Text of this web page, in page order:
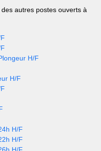
autres postes ouverts à
H/F
H/F
H/F
H/F